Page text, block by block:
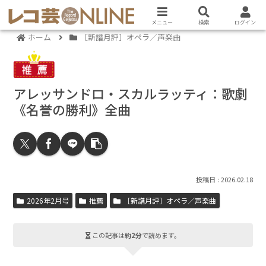
ホーム ［新譜月評］オペラ／声楽曲
アレッサンドロ・スカルラッティ：歌劇
《名誉の勝利》全曲
2026.02.18
2026年2月号 推薦 ［新譜月評］オペラ／声楽曲
この記事は約2分で読めます。
メニュー 検索 ログイン